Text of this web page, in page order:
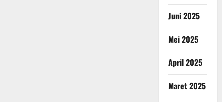
Juni 2025
Mei 2025
April 2025
Maret 2025